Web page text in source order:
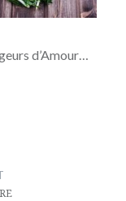
d’Amour…